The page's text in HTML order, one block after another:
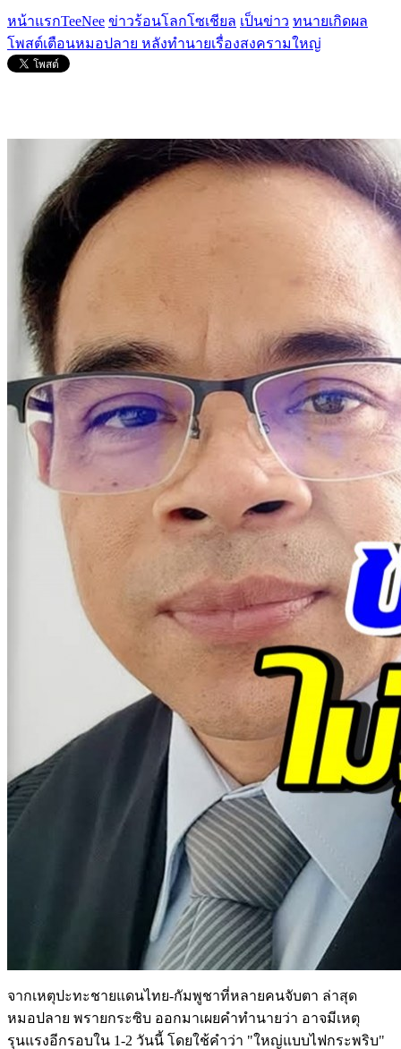
หน้าแรกTeeNee ข่าวร้อนโลกโซเชียล เป็นข่าว ทนายเกิดผล
โพสต์เตือนหมอปลาย หลังทำนายเรื่องสงครามใหญ่
จากเหตุปะทะชายแดนไทย-กัมพูชาที่หลายคนจับตา ล่าสุด
หมอปลาย พรายกระซิบ ออกมาเผยคำทำนายว่า อาจมีเหตุ
รุนแรงอีกรอบใน 1-2 วันนี้ โดยใช้คำว่า "ใหญ่แบบไฟกระพริบ"